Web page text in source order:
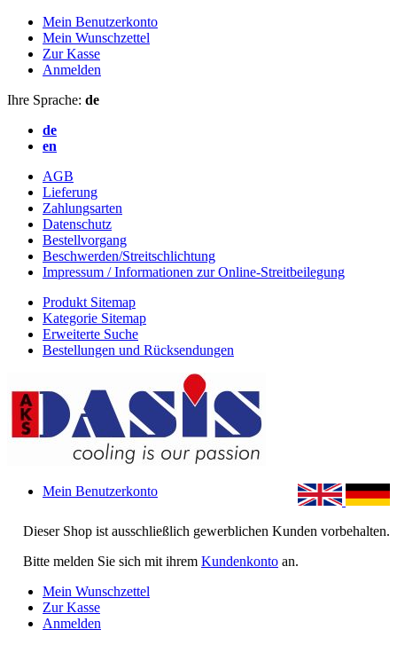
Mein Benutzerkonto
Mein Wunschzettel
Zur Kasse
Anmelden
Ihre Sprache: de
de
en
AGB
Lieferung
Zahlungsarten
Datenschutz
Bestellvorgang
Beschwerden/Streitschlichtung
Impressum / Informationen zur Online-Streitbeilegung
Produkt Sitemap
Kategorie Sitemap
Erweiterte Suche
Bestellungen und Rücksendungen
Dieser Shop ist ausschließlich gewerblichen Kunden vorbehalten.
Bitte melden Sie sich mit ihrem Kundenkonto an.
Mein Benutzerkonto
Mein Wunschzettel
Zur Kasse
Anmelden